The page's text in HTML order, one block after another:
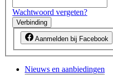
Wachtwoord vergeten?
Verbinding
Aanmelden bij Facebook
Nieuws en aanbiedingen